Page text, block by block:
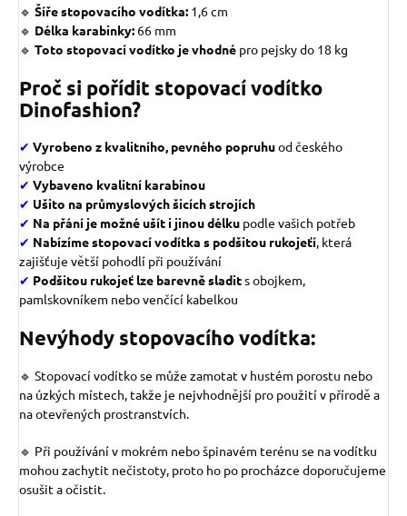
🔹 Šíře stopovacího vodítka: 1,6 cm
🔹 Délka karabinky: 66 mm
🔹 Toto stopovací vodítko je vhodné pro pejsky do 18 kg
Proč si pořídit stopovací vodítko
Dinofashion?
✔ Vyrobeno z kvalitního, pevného popruhuod českého
výrobce
✔ Vybaveno kvalitní karabinou
✔ Ušito na průmyslových šicích strojích
✔ Na přání je možné ušít i jinou délku podle vašich potřeb
✔ Nabízíme stopovací vodítka s podšitou rukojeťí, která
zajišťuje větší pohodlí při používání
✔ Podšitou rukojeť lze barevně sladits obojkem,
pamlskovníkem nebo venčící kabelkou
Nevýhody stopovacího vodítka:
🔹 Stopovací vodítko se může zamotat v hustém porostu nebo
na úzkých místech, takže je nejvhodnější pro použití v přírodě a
na otevřených prostranstvích.
🔹 Při používání v mokrém nebo špinavém terénu se na vodítku
mohou zachytit nečistoty, proto ho po procházce doporučujeme
osušit a očistit.